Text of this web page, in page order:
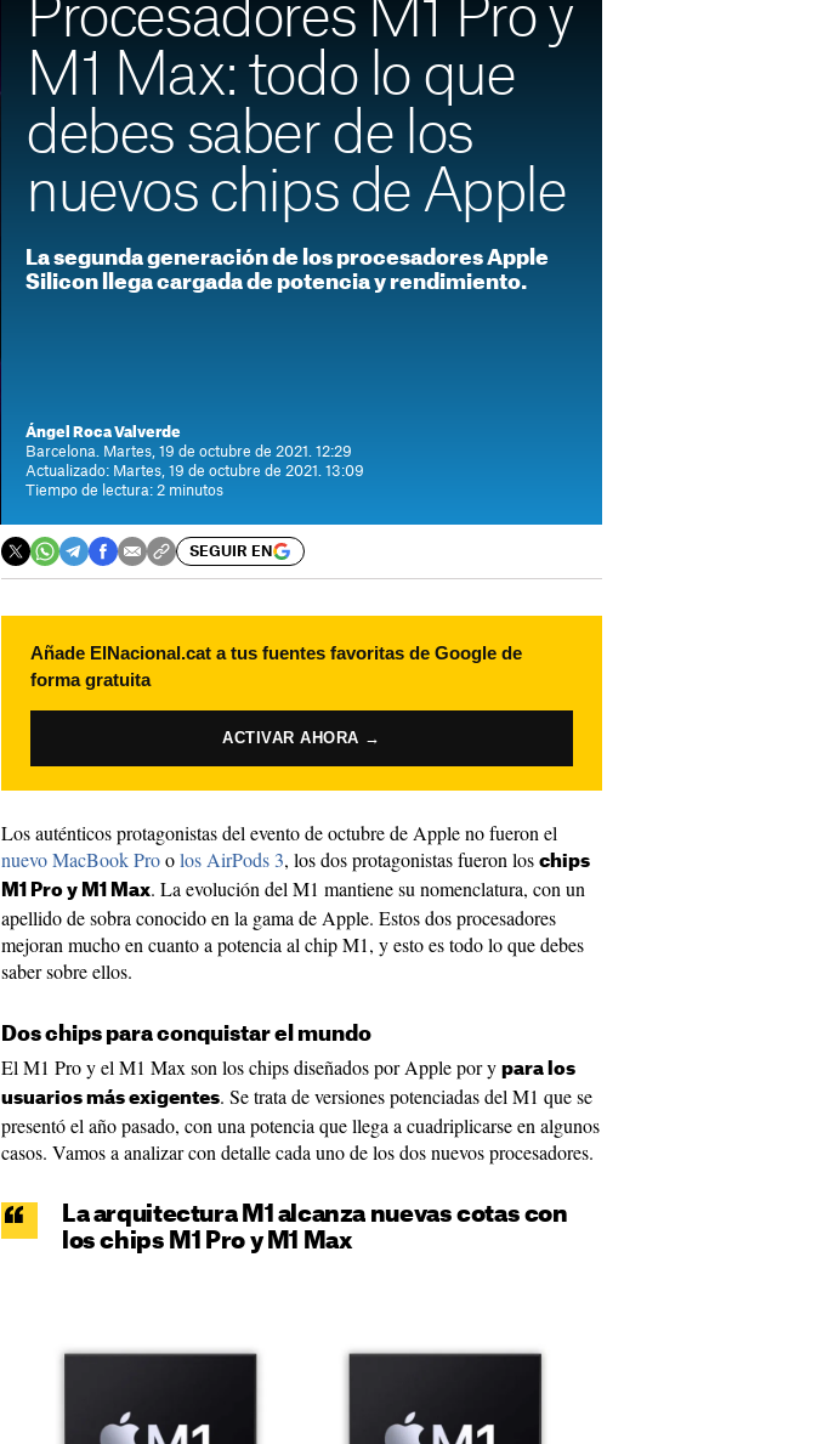
Procesadores M1 Pro y
M1 Max: todo lo que
debes saber de los
nuevos chips de Apple
La segunda generación de los procesadores Apple
Silicon llega cargada de potencia y rendimiento.
Ángel Roca Valverde
Barcelona. Martes, 19 de octubre de 2021. 12:29
Actualizado: Martes, 19 de octubre de 2021. 13:09
Tiempo de lectura: 2 minutos
SEGUIR EN
Añade ElNacional.cat a tus fuentes favoritas de Google de
forma gratuita
ACTIVAR AHORA →
Los auténticos protagonistas del evento de octubre de Apple no fueron el
nuevo MacBook Proolos AirPods 3, los dos protagonistas fueron los chips
M1 Pro y M1 Max. La evolución del M1 mantiene su nomenclatura, con un
apellido de sobra conocido en la gama de Apple. Estos dos procesadores
mejoran mucho en cuanto a potencia al chip M1, y esto es todo lo que debes
saber sobre ellos.
Dos chips para conquistar el mundo
El M1 Pro y el M1 Max son los chips diseñados por Apple por y para los
usuarios más exigentes. Se trata de versiones potenciadas del M1 que se
presentó el año pasado, con una potencia que llega a cuadriplicarse en algunos
casos. Vamos a analizar con detalle cada uno de los dos nuevos procesadores.
La arquitectura M1 alcanza nuevas cotas con
los chips M1 Pro y M1 Max